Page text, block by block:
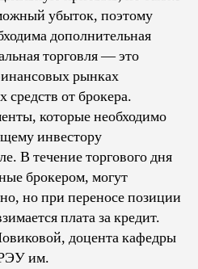
убыток, поэтому
дополнительная
торговля — это
рынках
от брокера.
которые необходимо
инвестору
В течение торгового дня
брокером, могут
но при переносе позиции
плата за кредит.
доцента кафедры
им.